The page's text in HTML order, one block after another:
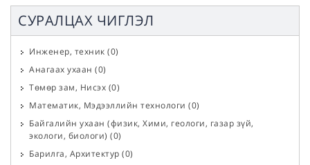
СУРАЛЦАХ ЧИГЛЭЛ
Инженер, техник (0)
Анагаах ухаан (0)
Төмөр зам, Нисэх (0)
Математик, Мэдээллийн технологи (0)
Байгалийн ухаан (физик, Хими, геологи, газар зүй,
экологи, биологи) (0)
Барилга, Архитектур (0)